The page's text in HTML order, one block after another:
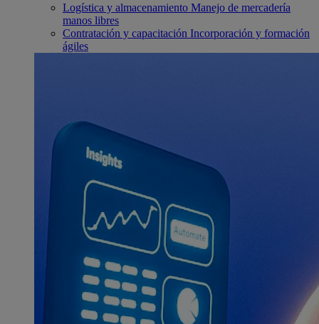
Logística y almacenamiento Manejo de mercadería
manos libres
Contratación y capacitación Incorporación y formación
ágiles